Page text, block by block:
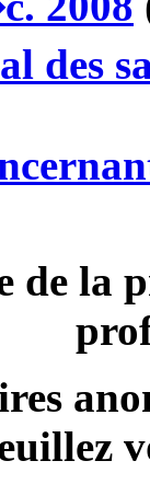
des
de la